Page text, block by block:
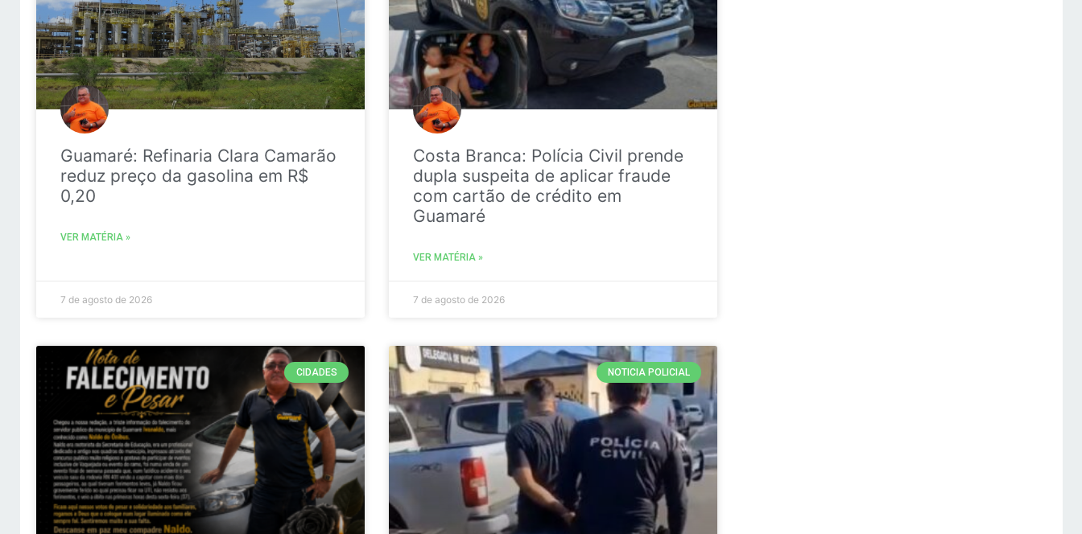
Guamaré: Refinaria Clara Camarão
reduz preço da gasolina em R$
0,20
VER MATÉRIA »
7 de agosto de 2026
Costa Branca: Polícia Civil prende
dupla suspeita de aplicar fraude
com cartão de crédito em
Guamaré
VER MATÉRIA »
7 de agosto de 2026
CIDADES NOTICIA POLICIAL